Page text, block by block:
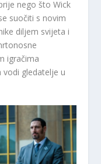
nego što Wick
suočiti s novim
diljem svijeta i
igračima
gledatelje u